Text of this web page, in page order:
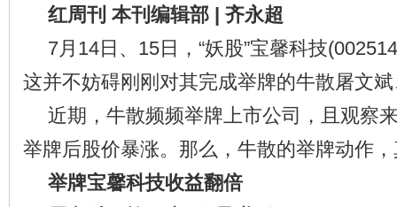
红周刊 本刊编辑部 | 齐永超
7月14日、15日，“妖股”宝馨科技
这并不妨碍刚刚对其完成举牌的牛散屠文
近期，牛散频频举牌上市公司，且观察
举牌后股价暴涨。那么，牛散的举牌动作
举牌宝馨科技收益翻倍